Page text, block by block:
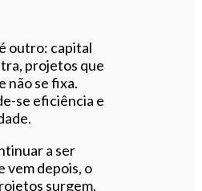
outro: capital
projetos que
não se fixa.
se eficiência e
a ser
vem depois, o
surgem,